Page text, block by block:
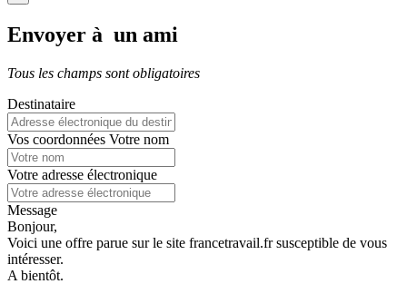
Envoyer à un ami
Tous les champs sont obligatoires
Destinataire
Vos coordonnées Votre nom
Votre adresse électronique
Message
Bonjour,
Voici une offre parue sur le site francetravail.fr susceptible de vous
intéresser.
A bientôt.